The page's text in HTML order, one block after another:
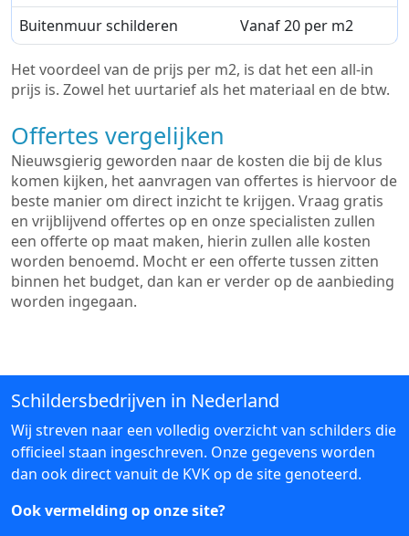
Buitenmuur schilderen
Vanaf 20 per m2
Het voordeel van de prijs per m2, is dat het een all-in
prijs is. Zowel het uurtarief als het materiaal en de btw.
Offertes vergelijken
Nieuwsgierig geworden naar de kosten die bij de klus
komen kijken, het aanvragen van offertes is hiervoor de
beste manier om direct inzicht te krijgen. Vraag gratis
en vrijblijvend offertes op en onze specialisten zullen
een offerte op maat maken, hierin zullen alle kosten
worden benoemd. Mocht er een offerte tussen zitten
binnen het budget, dan kan er verder op de aanbieding
worden ingegaan.
Schildersbedrijven in Nederland
Wij streven naar een volledig overzicht van schilders die
officieel staan ingeschreven. Onze gegevens worden
dan ook direct vanuit de KVK op de site genoteerd.
Ook vermelding op onze site?